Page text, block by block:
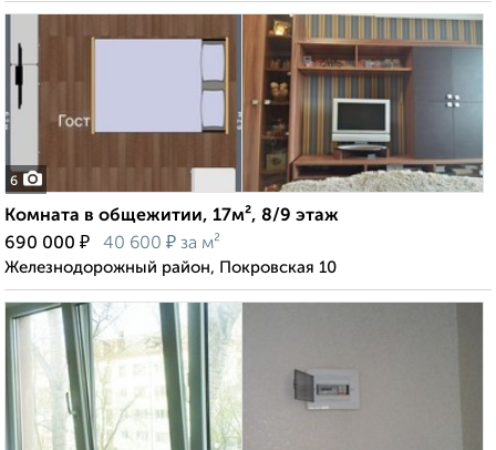
6
Комната в общежитии, 17м², 8/9 этаж
690 000 ₽ 40 600 ₽ за м²
Железнодорожный район, Покровская 10